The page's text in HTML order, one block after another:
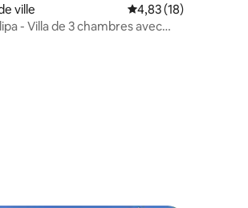
la base de 160 commentaires : 4,86 sur 5
ville Évaluation moyenne
4,83 (18)
- Villa de 3 chambres avec